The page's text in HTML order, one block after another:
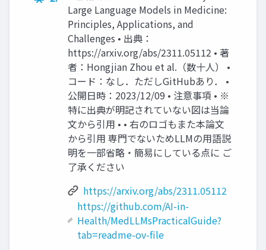
Large Language Models in Medicine:
Principles, Applications, and
Challenges • 出典：
https://arxiv.org/abs/2311.05112 • 著
者：Hongjian Zhou et al.（数⼗⼈） •
コード：なし．ただしGitHubあり． •
公開⽇時：2023/12/09 • 注意事項 • ※
特に出典が明記されていない図は当論
⽂から引⽤ • • 右のロゴもまた本論⽂
から引⽤ 専⾨でないためLLMの⽤語説
明を⼀部省略・簡易にしている点に ご
了承ください
https://arxiv.org/abs/2311.05112
https://github.com/AI-in-
Health/MedLLMsPracticalGuide?
tab=readme-ov-file